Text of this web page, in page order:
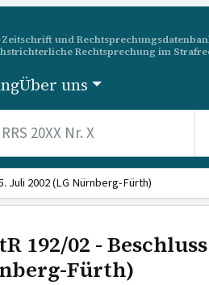
und
Rechtsprechung im
Über uns
Juli 2002 (LG Nürnberg-Fürth)
192/02 -
Fürth)